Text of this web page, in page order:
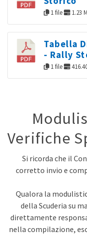
1 file 1.23
Tabella
- Rally
1 file
Verifiche
Si ricorda che il
corretto invio e
Qualora la
della Scuderia su
direttamente
nella compilazione,